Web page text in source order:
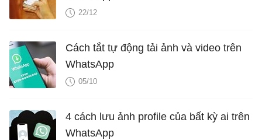
22/12
Cách tắt tự động tải ảnh và video trên
WhatsApp
05/10
4 cách lưu ảnh profile của bất kỳ ai trên
WhatsApp